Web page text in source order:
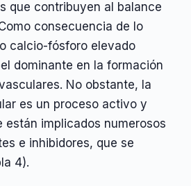
que contribuyen al balance
consecuencia de lo
calcio-fósforo elevado
dominante en la formación
No obstante, la
es un proceso activo y
están implicados numerosos
e inhibidores, que se
4).